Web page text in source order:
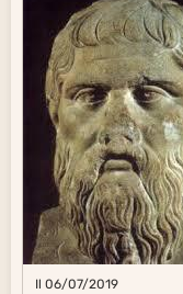
Il 06/07/2019